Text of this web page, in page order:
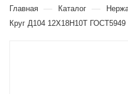
Главная — Каталог —
Круг Д104 12Х18Н10Т ГОСТ5949